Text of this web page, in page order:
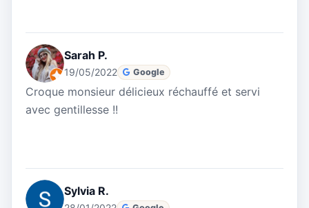
Sarah P.
19/05/2022 Google
Croque monsieur délicieux réchauffé et servi
avec gentillesse !!
Sylvia R.